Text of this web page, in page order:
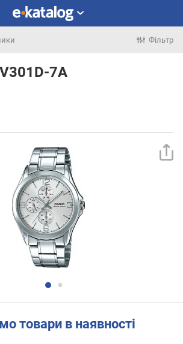
Фільтр
7A
товари в наявності